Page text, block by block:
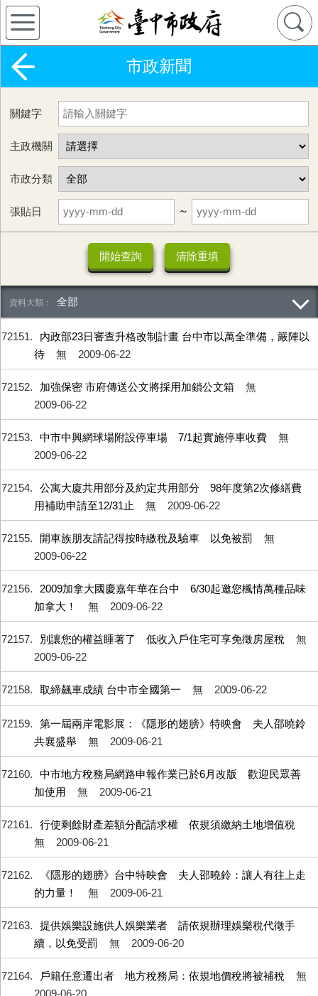
市政新聞
關鍵字
主政機關
市政分類
張貼日 ~
全部
72151
內政部23日審查升格改制計畫 台中市以萬全準備，嚴陣以
待
無 2009-06-22
72152 加強保密 市府傳送公文將採用加鎖公文箱
無
2009-06-22
72153 中市中興網球場附設停車場 7/1起實施停車收費
無
2009-06-22
72154
公寓大廈共用部分及約定共用部分 98年度第2次修繕費
用補助申請至12/31止
無 2009-06-22
72155 開車族朋友請記得按時繳稅及驗車 以免被罰
無
2009-06-22
72156
2009加拿大國慶嘉年華在台中 6/30起邀您楓情萬種品味
加拿大！
無 2009-06-22
72157 別讓您的權益睡著了 低收入戶住宅可享免徵房屋稅
無
2009-06-22
72158 取締飆車成績 台中市全國第一 無 2009-06-22
72159
第一屆兩岸電影展：《隱形的翅膀》特映會 夫人邵曉鈴
共襄盛舉
無 2009-06-21
72160
中市地方稅務局網路申報作業已於6月改版 歡迎民眾善
加使用
無 2009-06-21
72161
行使剩餘財產差額分配請求權 依規須繳納土地增值稅
無
2009-06-21
72162
《隱形的翅膀》台中特映會 夫人邵曉鈴：讓人有往上走
的力量！
無 2009-06-21
72163
提供娛樂設施供人娛樂業者 請依規辦理娛樂稅代徵手
續，以免受罰
無 2009-06-20
72164 戶籍任意遷出者 地方稅務局：依規地價稅將被補稅
無